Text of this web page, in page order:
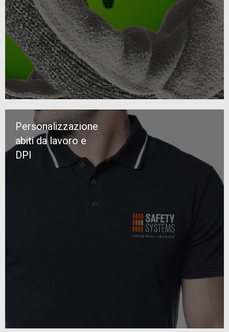
Personalizzazione
abiti da lavoro e
DPI